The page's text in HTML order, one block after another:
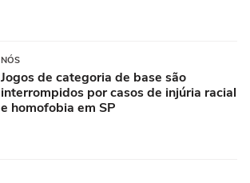
NÓS
Jogos de categoria de base são
interrompidos por casos de injúria racial
e homofobia em SP